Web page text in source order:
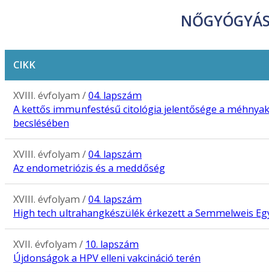
CIKK
XVIII. évfolyam /04. lapszám
A kettős immunfestésű citológia jelentősége a
becslésében
XVIII. évfolyam /04. lapszám
Az endometriózis és a meddőség
XVIII. évfolyam /04. lapszám
High tech ultrahangkészülék érkezett a Semmelweis
XVII. évfolyam / 10. lapszám
Újdonságok a HPV elleni vakcináció terén